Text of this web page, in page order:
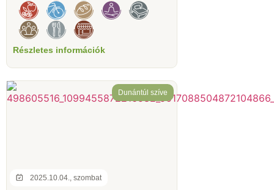
Részletes információk
2025.10.04., szombat
Dunántúl szíve